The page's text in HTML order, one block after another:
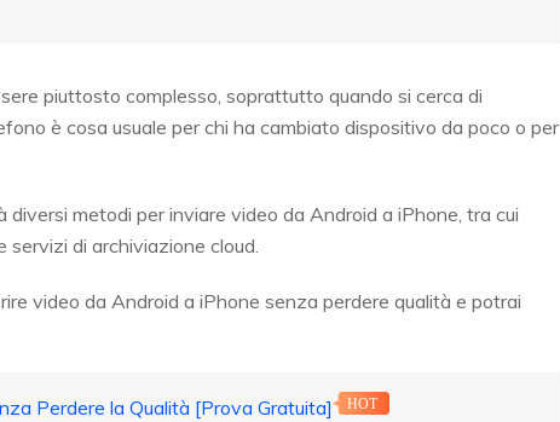
piuttosto complesso, soprattutto quando si cerca di
è cosa usuale per chi ha cambiato dispositivo da poco o per
metodi per inviare video da Android a iPhone, tra cui
di archiviazione cloud.
video da Android a iPhone senza perdere qualità e potrai
Perdere la Qualità [Prova Gratuita] HOT